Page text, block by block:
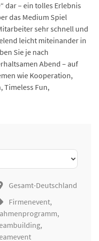
dar – ein tolles Erlebnis
das Medium Spiel
sehr schnell und
leicht miteinander in
Sie je nach
Abend – auf
wie Kooperation,
Timeless Fun,
Gesamt-Deutschland
Firmenevent,
,